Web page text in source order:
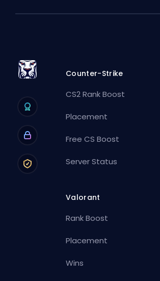
Counter-Strike
CS2 Rank Boost
Placement
Free CS Boost
Server Status
Valorant
Rank Boost
Placement
Wins